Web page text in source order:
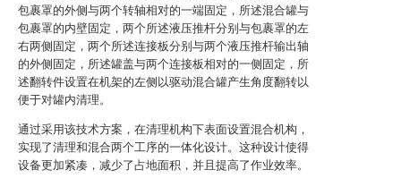
包裹罩的外侧与两个转轴相对的一端固定，所述混合罐与
包裹罩的内壁固定，两个所述液压推杆分别与包裹罩的左
右两侧固定，两个所述连接板分别与两个液压推杆输出轴
的外侧固定，所述罐盖与两个连接板相对的一侧固定，所
述翻转件设置在机架的左侧以驱动混合罐产生角度翻转以
便于对罐内清理。
通过采用该技术方案，在清理机构下表面设置混合机构，
实现了清理和混合两个工序的一体化设计。这种设计使得
设备更加紧凑，减少了占地面积，并且提高了作业效率。